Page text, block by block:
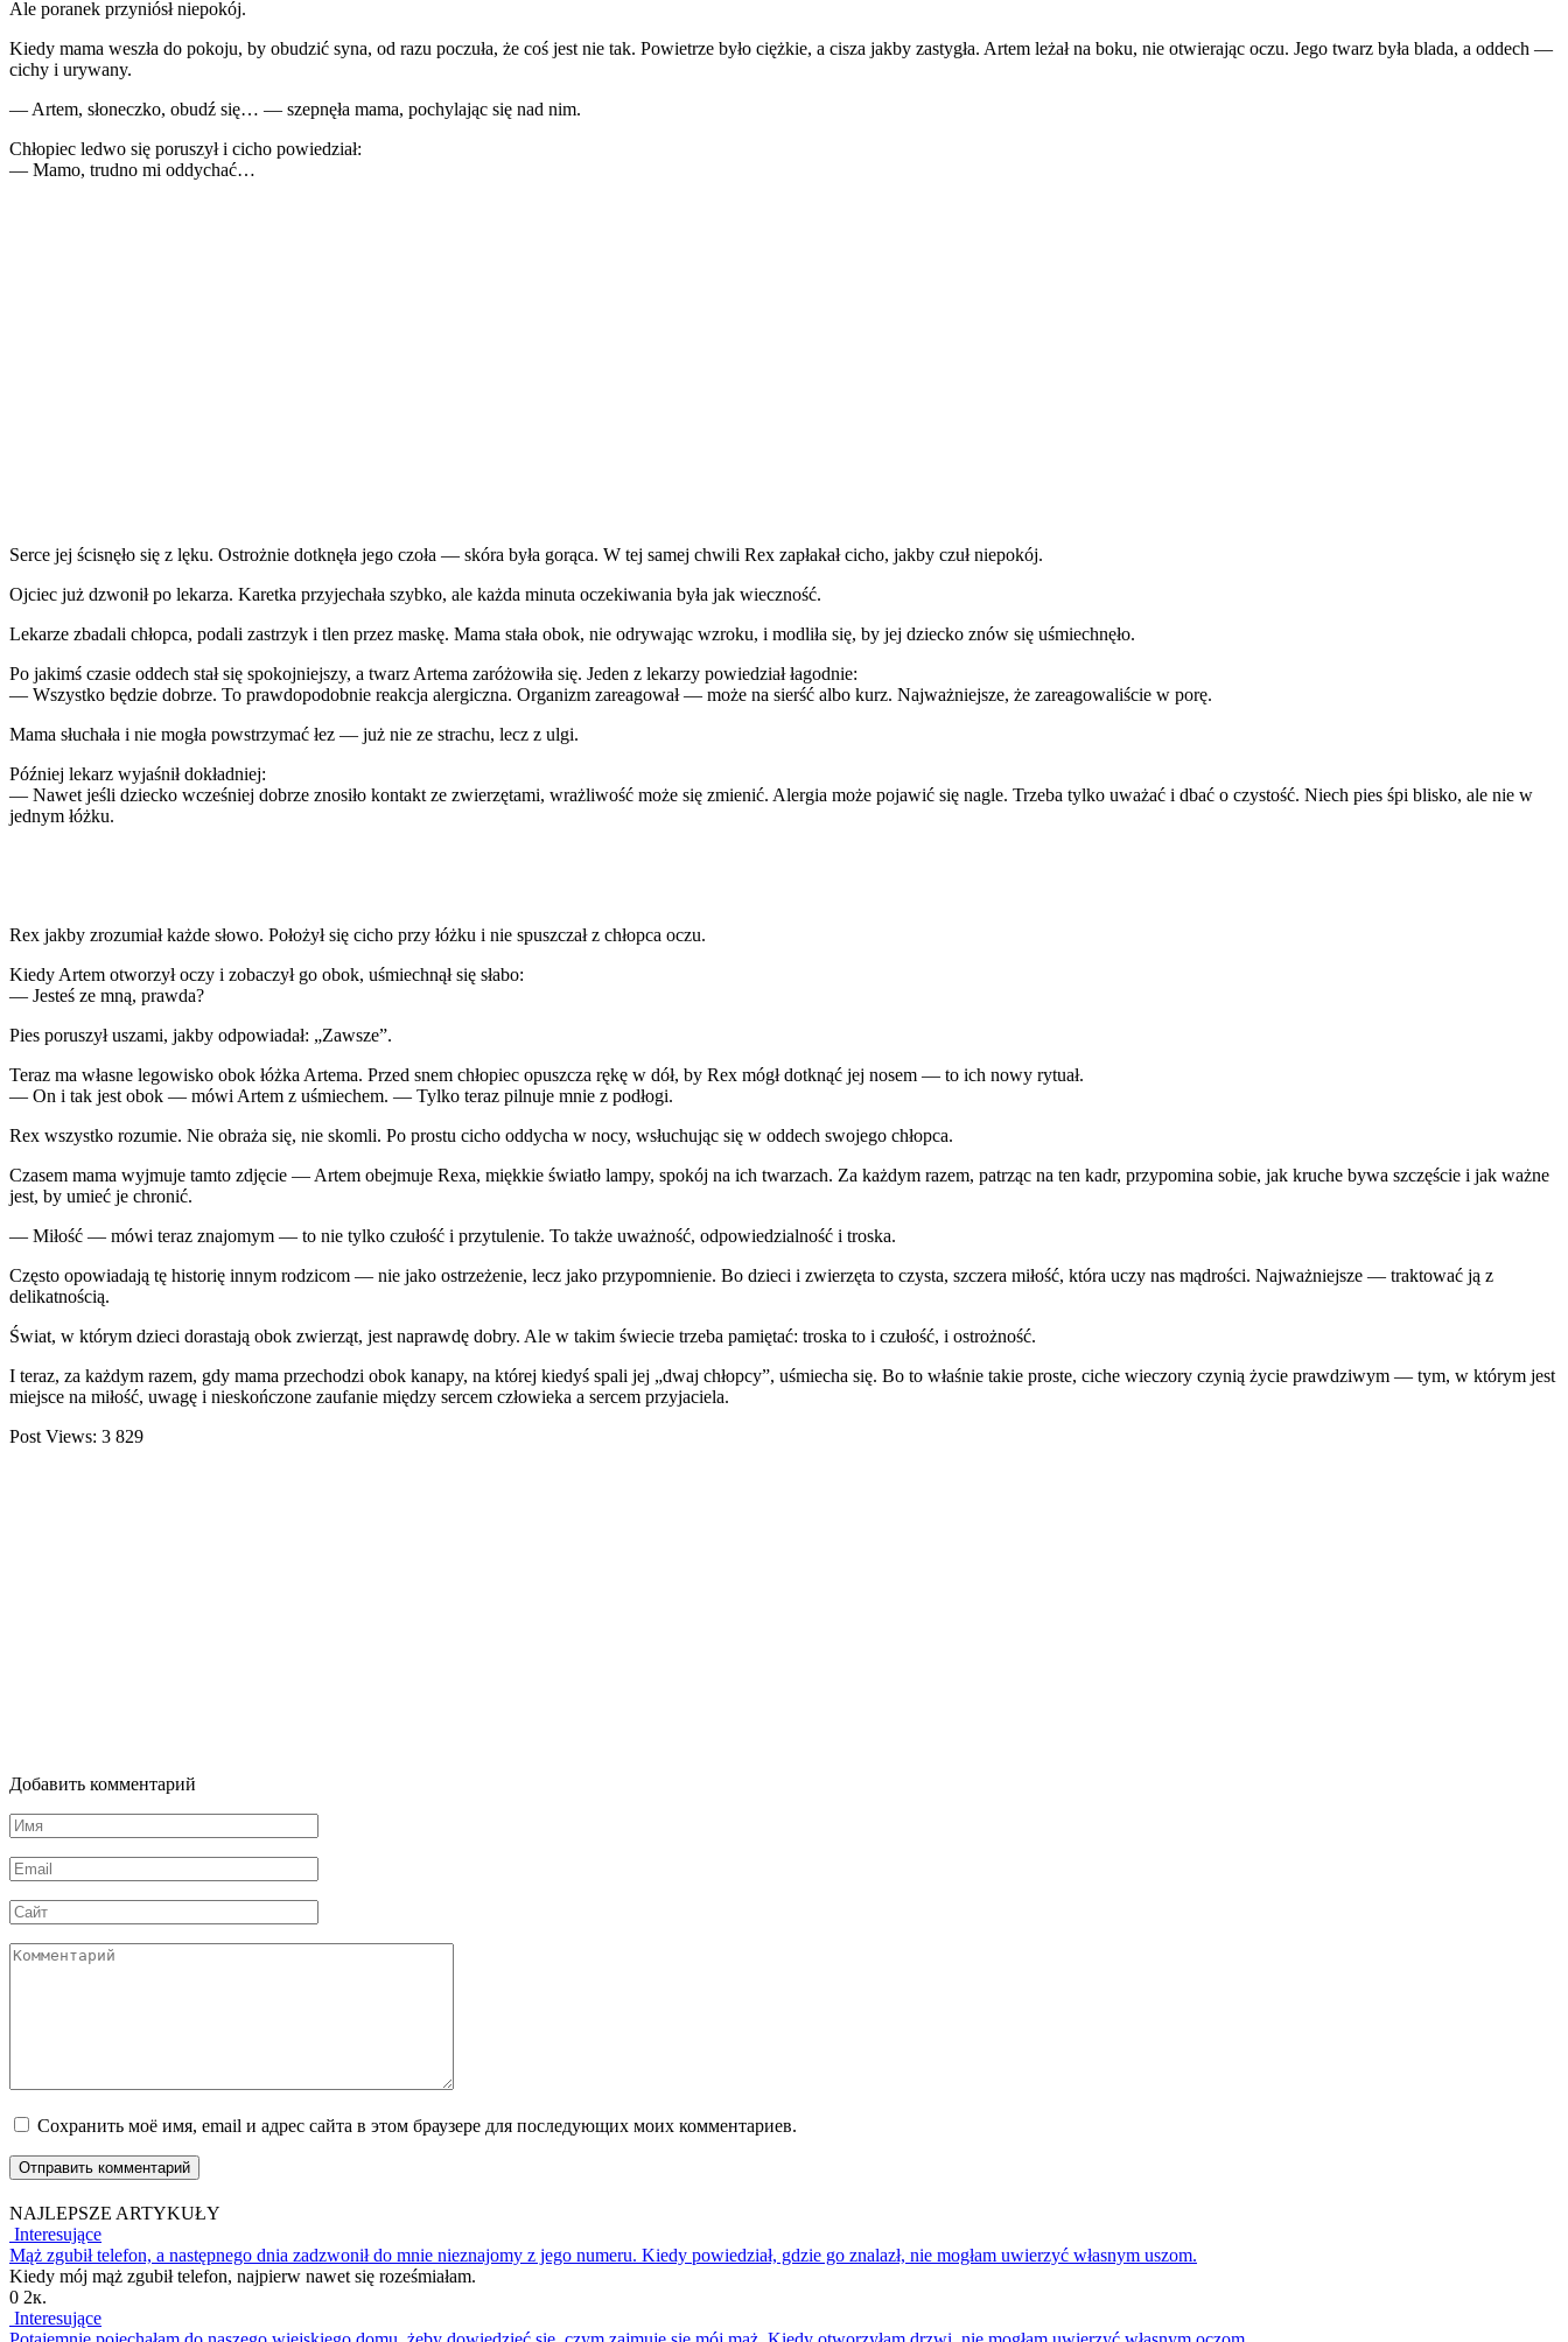
Ale poranek przyniósł niepokój.
Kiedy mama weszła do pokoju, by obudzić syna, od razu poczuła, że coś jest nie tak. Powietrze było ciężkie, a cisza jakby zastygła. Artem leżał na boku, nie otwierając oczu. Jego twarz była blada, a oddech —
cichy i urywany.
— Artem, słoneczko, obudź się… — szepnęła mama, pochylając się nad nim.
Chłopiec ledwo się poruszył i cicho powiedział:
— Mamo, trudno mi oddychać…
Serce jej ścisnęło się z lęku. Ostrożnie dotknęła jego czoła — skóra była gorąca. W tej samej chwili Rex zapłakał cicho, jakby czuł niepokój.
Ojciec już dzwonił po lekarza. Karetka przyjechała szybko, ale każda minuta oczekiwania była jak wieczność.
Lekarze zbadali chłopca, podali zastrzyk i tlen przez maskę. Mama stała obok, nie odrywając wzroku, i modliła się, by jej dziecko znów się uśmiechnęło.
Po jakimś czasie oddech stał się spokojniejszy, a twarz Artema zaróżowiła się. Jeden z lekarzy powiedział łagodnie:
— Wszystko będzie dobrze. To prawdopodobnie reakcja alergiczna. Organizm zareagował — może na sierść albo kurz. Najważniejsze, że zareagowaliście w porę.
Mama słuchała i nie mogła powstrzymać łez — już nie ze strachu, lecz z ulgi.
Później lekarz wyjaśnił dokładniej:
— Nawet jeśli dziecko wcześniej dobrze znosiło kontakt ze zwierzętami, wrażliwość może się zmienić. Alergia może pojawić się nagle. Trzeba tylko uważać i dbać o czystość. Niech pies śpi blisko, ale nie w
jednym łóżku.
Rex jakby zrozumiał każde słowo. Położył się cicho przy łóżku i nie spuszczał z chłopca oczu.
Kiedy Artem otworzył oczy i zobaczył go obok, uśmiechnął się słabo:
— Jesteś ze mną, prawda?
Pies poruszył uszami, jakby odpowiadał: „Zawsze”.
Teraz ma własne legowisko obok łóżka Artema. Przed snem chłopiec opuszcza rękę w dół, by Rex mógł dotknąć jej nosem — to ich nowy rytuał.
— On i tak jest obok — mówi Artem z uśmiechem. — Tylko teraz pilnuje mnie z podłogi.
Rex wszystko rozumie. Nie obraża się, nie skomli. Po prostu cicho oddycha w nocy, wsłuchując się w oddech swojego chłopca.
Czasem mama wyjmuje tamto zdjęcie — Artem obejmuje Rexa, miękkie światło lampy, spokój na ich twarzach. Za każdym razem, patrząc na ten kadr, przypomina sobie, jak kruche bywa szczęście i jak ważne
jest, by umieć je chronić.
— Miłość — mówi teraz znajomym — to nie tylko czułość i przytulenie. To także uważność, odpowiedzialność i troska.
Często opowiadają tę historię innym rodzicom — nie jako ostrzeżenie, lecz jako przypomnienie. Bo dzieci i zwierzęta to czysta, szczera miłość, która uczy nas mądrości. Najważniejsze — traktować ją z
delikatnością.
Świat, w którym dzieci dorastają obok zwierząt, jest naprawdę dobry. Ale w takim świecie trzeba pamiętać: troska to i czułość, i ostrożność.
I teraz, za każdym razem, gdy mama przechodzi obok kanapy, na której kiedyś spali jej „dwaj chłopcy”, uśmiecha się. Bo to właśnie takie proste, ciche wieczory czynią życie prawdziwym — tym, w którym jest
miejsce na miłość, uwagę i nieskończone zaufanie między sercem człowieka a sercem przyjaciela.
Post Views: 3 829
Добавить комментарий
Имя
*
Email
*
Сайт
Комментарий
Сохранить моё имя, email и адрес сайта в этом браузере для последующих моих комментариев.
NAJLEPSZE ARTYKUŁY
Interesujące
Mąż zgubił telefon, a następnego dnia zadzwonił do mnie nieznajomy z jego numeru. Kiedy powiedział, gdzie go znalazł, nie mogłam uwierzyć własnym uszom.
Kiedy mój mąż zgubił telefon, najpierw nawet się roześmiałam.
0 2к.
Interesujące